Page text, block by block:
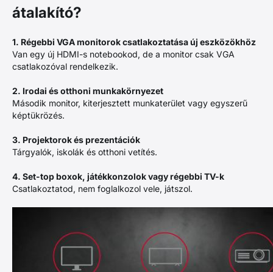
átalakító?
1. Régebbi VGA monitorok csatlakoztatása új eszközökhöz
Van egy új HDMI-s notebookod, de a monitor csak VGA
csatlakozóval rendelkezik.
2. Irodai és otthoni munkakörnyezet
Második monitor, kiterjesztett munkaterület vagy egyszerű
képtükrözés.
3. Projektorok és prezentációk
Tárgyalók, iskolák és otthoni vetítés.
4. Set-top boxok, játékkonzolok vagy régebbi TV-k
Csatlakoztatod, nem foglalkozol vele, játszol.